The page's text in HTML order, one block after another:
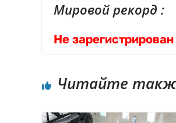
Мировой рекорд :
Не зарегистрирован
Читайте